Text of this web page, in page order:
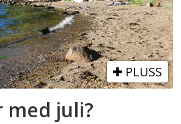
PLUSS
med juli?